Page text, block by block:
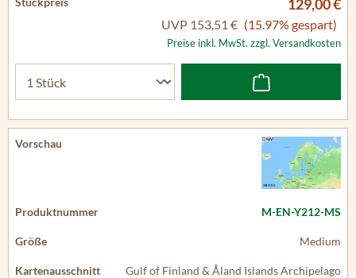
129,00 €
UVP 153,51 € (15.97% gespart)
Preise inkl. MwSt. zzgl. Versandkosten
M-EN-Y212-MS
Medium
Gulf of Finland & Åland Islands Archipelago